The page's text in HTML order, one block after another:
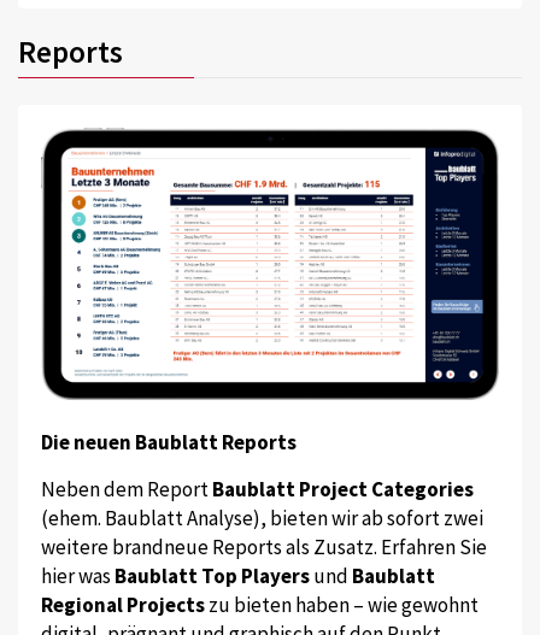
Reports
Die neuen Baublatt Reports
Neben dem ReportBaublatt Project Categories
(ehem. Baublatt Analyse), bieten wir ab sofort zwei
weitere brandneue Reports als Zusatz. Erfahren Sie
hier was Baublatt Top Playersund Baublatt
Regional Projectszu bieten haben – wie gewohnt